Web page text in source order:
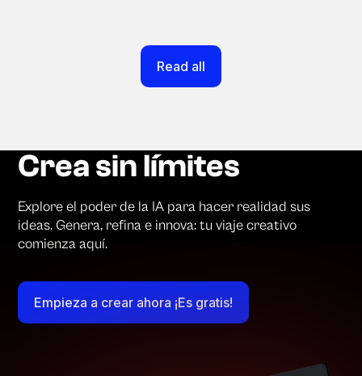
Read all
Crea sin límites
Explore el poder de la IA para hacer realidad sus
ideas. Genera, refina e innova: tu viaje creativo
comienza aquí.
Empieza a crear ahora ¡Es gratis!